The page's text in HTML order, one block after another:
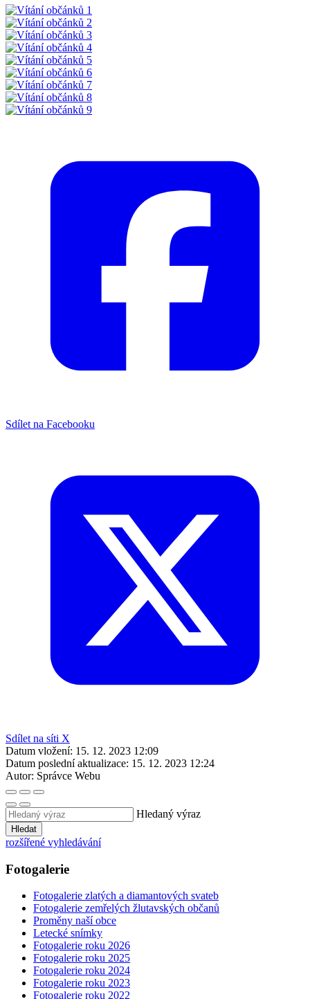
Sdílet na Facebooku
Sdílet na síti X
Datum vložení: 15. 12. 2023 12:09
Datum poslední aktualizace: 15. 12. 2023 12:24
Autor: Správce Webu
Hledaný výraz
Hledat
rozšířené vyhledávání
Fotogalerie
Fotogalerie zlatých a diamantových svateb
Fotogalerie zemřelých žlutavských občanů
Proměny naší obce
Letecké snímky
Fotogalerie roku 2026
Fotogalerie roku 2025
Fotogalerie roku 2024
Fotogalerie roku 2023
Fotogalerie roku 2022